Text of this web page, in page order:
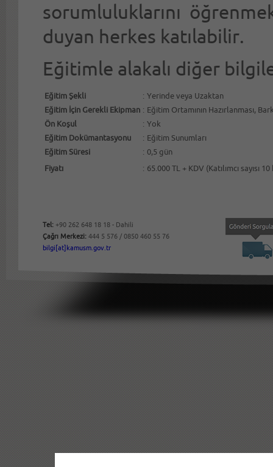
sorumluluklarını
duyan herkes katılabilir.
Eğitimle alakalı diğer
Eğitim Şekli : Yerinde veya Uzaktan
Eğitim İçin Gerekli Ekipman : Eğitim Ortamının Hazırlanması,
Ön Koşul
: Yok
Eğitim Dokümantasyonu
: Eğitim Sunumları
Eğitim Süresi
: 0,5 gün
Fiyatı
: 65.000 TL + KDV (Katılımcı sayısı 10
Tel:+90 262 648 18 18 - Dahili
Çağrı Merkezi:444 5 576 / 0850 460 55 76
bilgi[at]kamusm.gov.tr